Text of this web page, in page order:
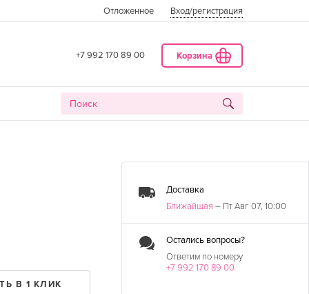
Отложенное Вход/регистрация
+7 992 170 89 00 Корзина
ДАТА
В 1 КЛИК
Доставка
Ближайшая – Пт Авг 07, 10:00
Остались вопросы?
Ответим по номеру
+7 992 170 89 00